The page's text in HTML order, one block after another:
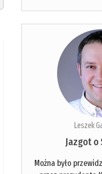
Leszek
Jazgot o
Można było